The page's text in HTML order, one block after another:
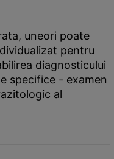
uneori poate
pentru
diagnosticului
specifice - examen
al